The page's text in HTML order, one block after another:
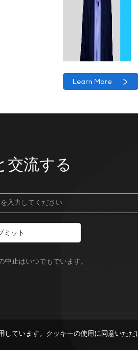
Learn More
交流する
ミット
止はいつでもでいます。
ています。クッキーの使用に同意いた